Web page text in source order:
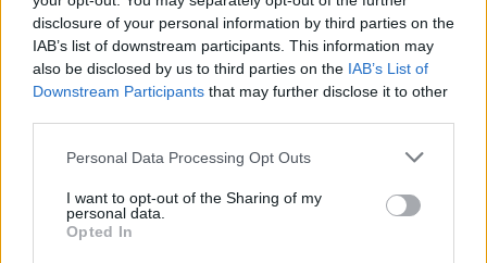
disclosure of your personal information by third parties on the
IAB’s list of downstream participants. This information may
also be disclosed by us to third parties on the IAB’s List of
Downstream Participants that may further disclose it to other
Personal Data Processing Opt Outs
I want to opt-out of the Sharing of my
personal data.
Opted In
Ακολούθησε το Avopolis Network στο
Google News